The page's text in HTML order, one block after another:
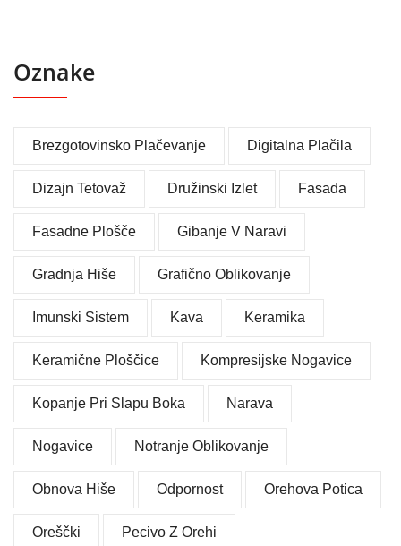
Oznake
Brezgotovinsko Plačevanje Digitalna Plačila
Dizajn Tetovaž Družinski Izlet Fasada
Fasadne Plošče Gibanje V Naravi
Gradnja Hiše Grafično Oblikovanje
Imunski Sistem Kava Keramika
Keramične Ploščice Kompresijske Nogavice
Kopanje Pri Slapu Boka Narava
Nogavice Notranje Oblikovanje
Obnova Hiše Odpornost Orehova Potica
Oreščki Pecivo Z Orehi